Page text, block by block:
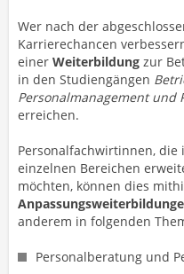
Wer nach der
Karrierechancen
einer Weiterbildung zur
in den Studiengängen
Personalmanagement und
erreichen.
Personalfachwirtinnen,
einzelnen Bereichen
möchten, können dies
anderem in folgenden
Personalberatung und